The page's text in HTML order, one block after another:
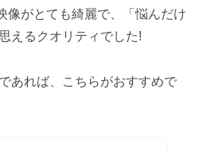
像がとても綺麗で、「悩んだけ
えるクオリティでした!
あれば、こちらがおすすめで